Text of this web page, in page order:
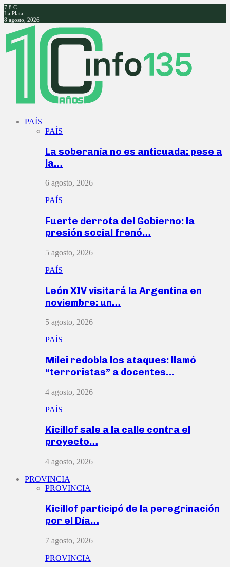
7.8 C
La Plata
8 agosto, 2026
Facebook
Twitter
Instagram
Youtube
PAÍS
PAÍS
La soberanía no es anticuada: pese a
la…
6 agosto, 2026
PAÍS
Fuerte derrota del Gobierno: la
presión social frenó…
5 agosto, 2026
PAÍS
León XIV visitará la Argentina en
noviembre: un…
5 agosto, 2026
PAÍS
Milei redobla los ataques: llamó
“terroristas” a docentes…
4 agosto, 2026
PAÍS
Kicillof sale a la calle contra el
proyecto…
4 agosto, 2026
PROVINCIA
PROVINCIA
Kicillof participó de la peregrinación
por el Día…
7 agosto, 2026
PROVINCIA